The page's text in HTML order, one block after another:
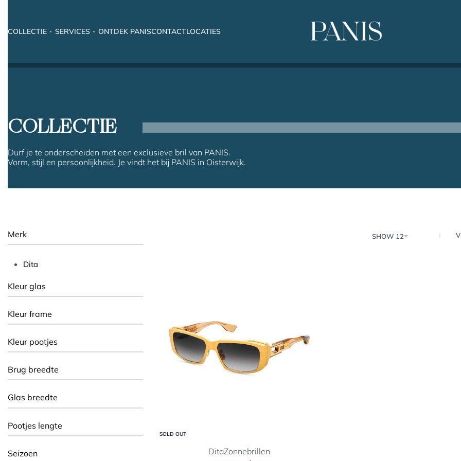
COLLECTIE SERVICES ONTDEK PANISCONTACTLOCATIES
COLLECTIE
Durf je te onderscheiden met een exclusieve bril van PANIS.
Vorm, stijl en persoonlijkheid. Je vindt het bij PANIS in Oisterwijk.
Merk
Dita
Kleur glas
Kleur frame
Kleur pootjes
Brug breedte
Glas breedte
Pootjes lengte
Seizoen
SHOW 12
SOLD OUT
DitaZonnebrillen